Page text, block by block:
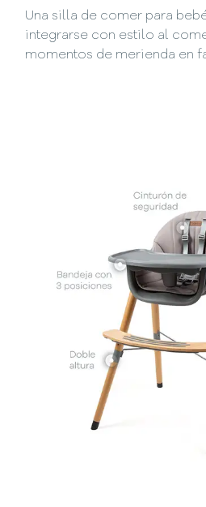
Una silla de comer para
integrarse con estilo al
momentos de merienda en